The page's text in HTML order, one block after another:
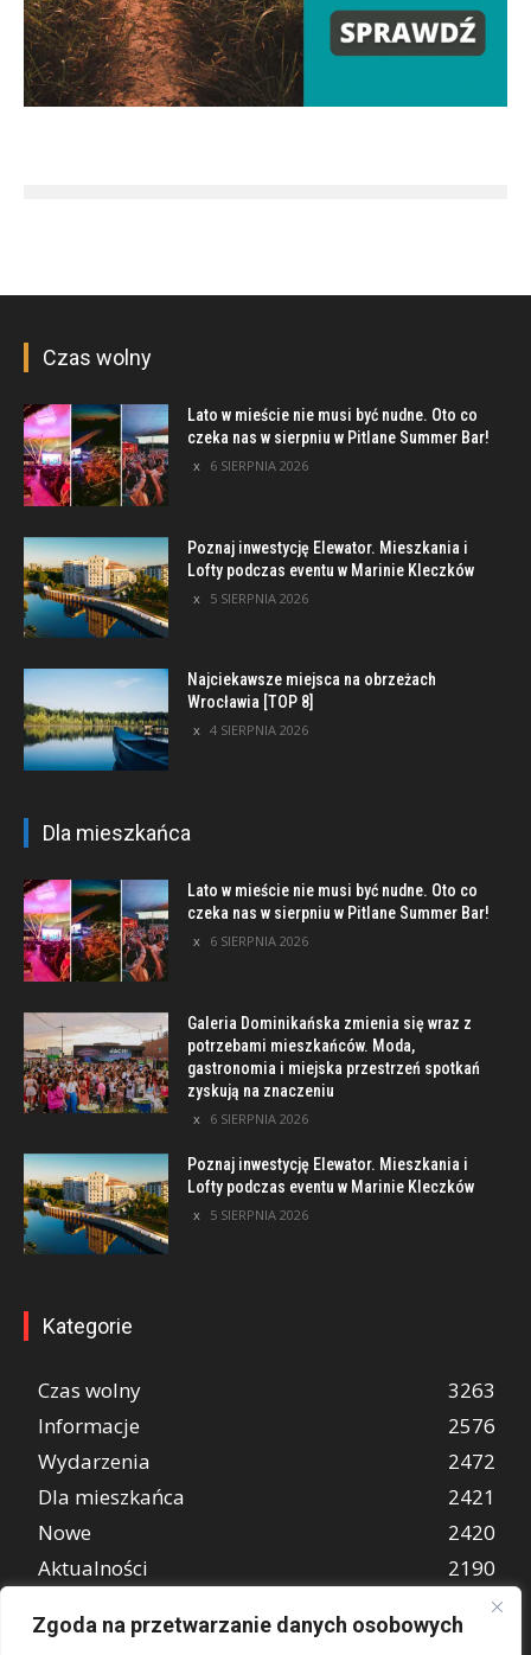
Zgoda na przetwarzanie danych osobowych
Czas wolny
Lato w mieście nie musi być nudne. Oto co
czeka nas w sierpniu w Pitlane Summer Bar!
6 SIERPNIA 2026
Poznaj inwestycję Elewator. Mieszkania i
Lofty podczas eventu w Marinie Kleczków
5 SIERPNIA 2026
Najciekawsze miejsca na obrzeżach
Wrocławia [TOP 8]
4 SIERPNIA 2026
Dla mieszkańca
Lato w mieście nie musi być nudne. Oto co
czeka nas w sierpniu w Pitlane Summer Bar!
6 SIERPNIA 2026
Galeria Dominikańska zmienia się wraz z
potrzebami mieszkańców. Moda,
gastronomia i miejska przestrzeń spotkań
zyskują na znaczeniu
6 SIERPNIA 2026
Poznaj inwestycję Elewator. Mieszkania i
Lofty podczas eventu w Marinie Kleczków
5 SIERPNIA 2026
Kategorie
Czas wolny
3263
Informacje
2576
Wydarzenia
2472
Dla mieszkańca
2421
Nowe
2420
Aktualności
2190
1997
REKLAMA
849